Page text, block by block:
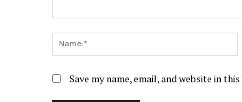
Save my name, email, and website in